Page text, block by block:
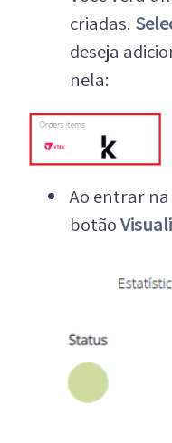
criadas.
deseja
nela:
Ao entrar
botão